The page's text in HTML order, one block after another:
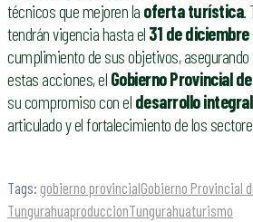
técnicos que mejoren la oferta turística.
tendrán vigencia hasta el 31 de
cumplimiento de sus objetivos,
estas acciones, el Gobierno Provincial
su compromiso con el desarrollo integral
articulado y el fortalecimiento de los
Tags: gobierno provincialGobierno Provincial
TungurahuaproduccionTungurahuaturismo